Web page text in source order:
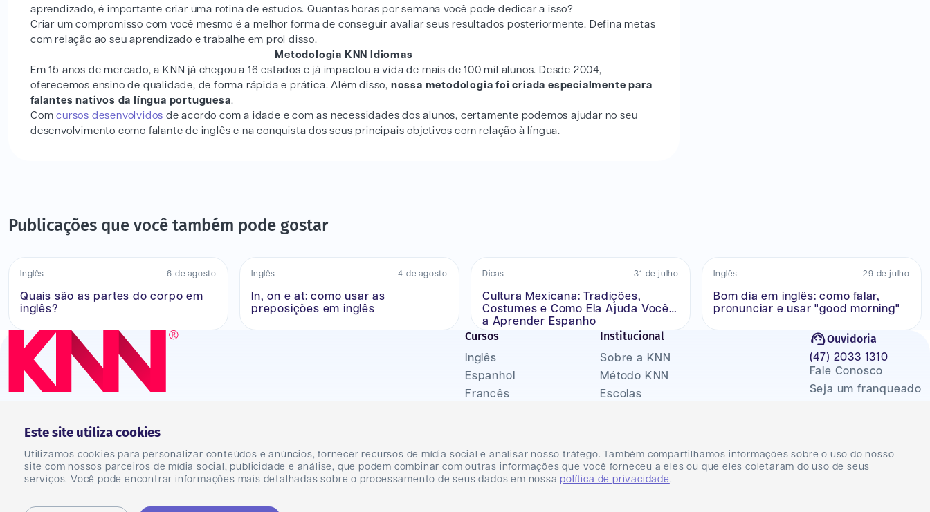
Este site utiliza cookies
Utilizamos cookies para personalizar conteúdos e anúncios, fornecer recursos de mídia social e analisar nosso tráfego. Também compartilhamos informações sobre o uso do nosso
site com nossos parceiros de mídia social, publicidade e análise, que podem combinar com outras informações que você forneceu a eles ou que eles coletaram do uso de seus
serviços. Você pode encontrar informações mais detalhadas sobre o processamento de seus dados em nossa política de privacidade.
aprendizado, é importante criar uma rotina de estudos. Quantas horas por semana você pode dedicar a isso?
Criar um compromisso com você mesmo é a melhor forma de conseguir avaliar seus resultados posteriormente. Defina metas
com relação ao seu aprendizado e trabalhe em prol disso.
Metodologia KNN Idiomas
Em 15 anos de mercado, a KNN já chegou a 16 estados e já impactou a vida de mais de 100 mil alunos. Desde 2004,
oferecemos ensino de qualidade, de forma rápida e prática. Além disso, nossa metodologia foi criada especialmente para
falantes nativos da língua portuguesa.
Comcursos desenvolvidos de acordo com a idade e com as necessidades dos alunos, certamente podemos ajudar no seu
desenvolvimento como falante de inglês e na conquista dos seus principais objetivos com relação à língua.
Publicações que você também pode gostar
Inglês 6 de agosto
Quais são as partes do corpo em
inglês?
Inglês 4 de agosto
In, on e at: como usar as
preposições em inglês
Dicas 31 de julho
Cultura Mexicana: Tradições,
Costumes e Como Ela Ajuda Você
a Aprender Espanho
Inglês 29 de julho
Bom dia em inglês: como falar,
pronunciar e usar "good morning"
Blog
Cursos
Inglês
Espanhol
Francês
KNN Kids
Institucional
Sobre a KNN
Método KNN
Escolas
Termos de uso
Ouvidoria
(47) 2033 1310
Fale Conosco
Seja um franqueado